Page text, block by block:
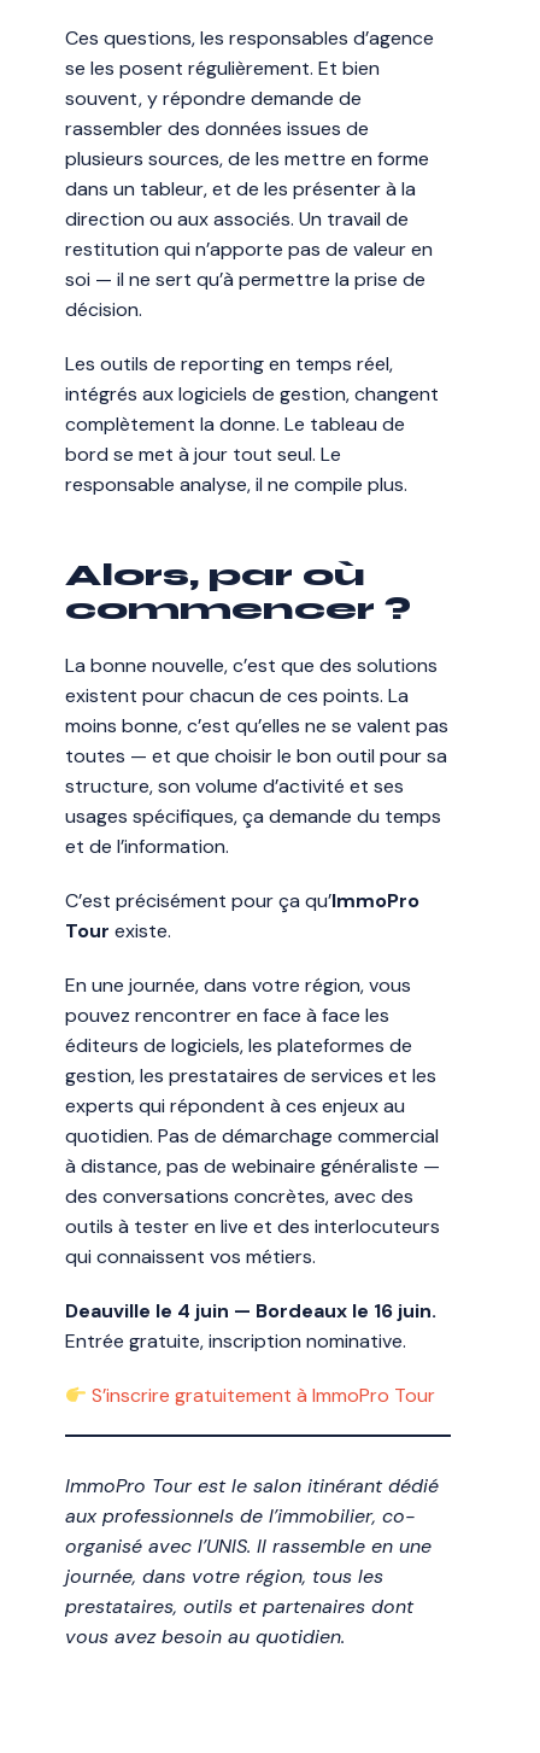
Ces questions, les responsables d’agence
se les posent régulièrement. Et bien
souvent, y répondre demande de
rassembler des données issues de
plusieurs sources, de les mettre en forme
dans un tableur, et de les présenter à la
direction ou aux associés. Un travail de
restitution qui n’apporte pas de valeur en
soi — il ne sert qu’à permettre la prise de
décision.
Les outils de reporting en temps réel,
intégrés aux logiciels de gestion, changent
complètement la donne. Le tableau de
bord se met à jour tout seul. Le
responsable analyse, il ne compile plus.
Alors, par où
commencer ?
La bonne nouvelle, c’est que des solutions
existent pour chacun de ces points. La
moins bonne, c’est qu’elles ne se valent pas
toutes — et que choisir le bon outil pour sa
structure, son volume d’activité et ses
usages spécifiques, ça demande du temps
et de l’information.
C’est précisément pour ça qu’ImmoPro
Tour existe.
En une journée, dans votre région, vous
pouvez rencontrer en face à face les
éditeurs de logiciels, les plateformes de
gestion, les prestataires de services et les
experts qui répondent à ces enjeux au
quotidien. Pas de démarchage commercial
à distance, pas de webinaire généraliste —
des conversations concrètes, avec des
outils à tester en live et des interlocuteurs
qui connaissent vos métiers.
Deauville le 4 juin — Bordeaux le 16 juin.
Entrée gratuite, inscription nominative.
S’inscrire gratuitement à ImmoPro Tour
ImmoPro Tour est le salon itinérant dédié
aux professionnels de l’immobilier, co-
organisé avec l’UNIS. Il rassemble en une
journée, dans votre région, tous les
prestataires, outils et partenaires dont
vous avez besoin au quotidien.